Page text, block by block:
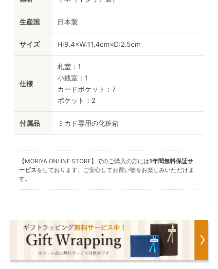
生産国 日本製
サイズ H:9.4×W:11.4cm×D:2.5cm
仕様
札室：1
小銭室：1
カードポケット：7
ポケット：2
付属品 ミカド専用の化粧箱
【MORIYA ONLINE STORE】でのご購入の方には1年間無料保証サ
ービスをしております。ご安心してお買い物をお楽しみいただけま
す。